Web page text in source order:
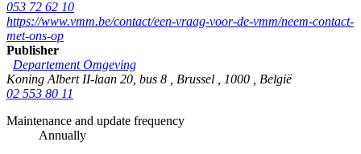
053 72 62 10
https://www.vmm.be/contact/een-vraag-voor-de-vmm/neem-contact-
met-ons-op
Publisher
Departement Omgeving
Koning Albert II-laan 20, bus 8
Brussel 1000
België
02 553 80 11
Maintenance and update frequency
Annually